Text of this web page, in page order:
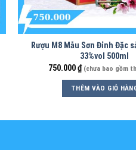
Rượu M8 Mẫu Sơn Đỉnh Đặc
33%vol 500ml
750.000₫ (chưa bao gồm
THÊM VÀO GIỎ